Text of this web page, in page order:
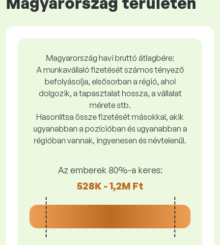
Magyarország havi bruttó átlagbére:
A munkavállaló fizetését számos tényező
befolyásolja, elsősorban a régió, ahol
dolgozik, a tapasztalat hossza, a vállalat
mérete stb.
Hasonlítsa össze fizetését másokkal, akik
ugyanabban a pozícióban és ugyanabban a
régióban vannak, ingyenesen és névtelenül.
Az emberek 80%-a keres:
528K - 1,2M Ft